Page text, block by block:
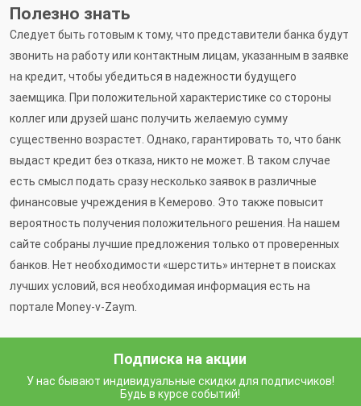
Полезно знать
Следует быть готовым к тому, что представители банка будут
звонить на работу или контактным лицам, указанным в заявке
на кредит, чтобы убедиться в надежности будущего
заемщика. При положительной характеристике со стороны
коллег или друзей шанс получить желаемую сумму
существенно возрастет. Однако, гарантировать то, что банк
выдаст кредит без отказа, никто не может. В таком случае
есть смысл подать сразу несколько заявок в различные
финансовые учреждения в Кемерово. Это также повысит
вероятность получения положительного решения. На нашем
сайте собраны лучшие предложения только от проверенных
банков. Нет необходимости «шерстить» интернет в поисках
лучших условий, вся необходимая информация есть на
портале Money-v-Zaym.
Подписка на акции
У нас бывают индивидуальные скидки для подписчиков!
Будь в курсе событий!